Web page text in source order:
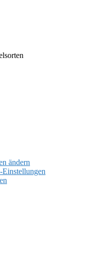
ändern
Einstellungen